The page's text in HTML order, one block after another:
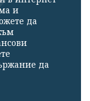
и
да
да